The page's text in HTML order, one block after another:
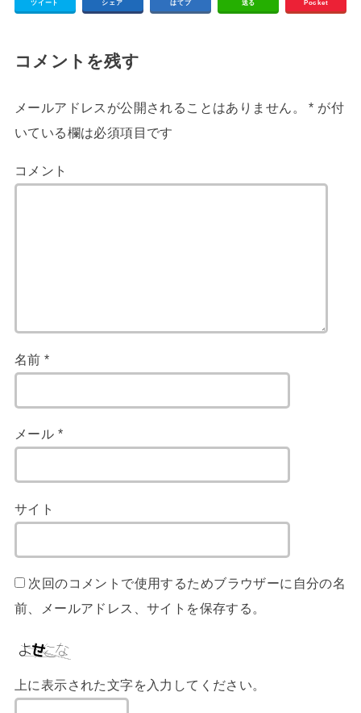
ツイート シェア はてブ 送る Pocket
コメントを残す
メールアドレスが公開されることはありません。 * が付
いている欄は必須項目です
コメント
名前*
メール *
サイト
次回のコメントで使用するためブラウザーに自分の名
前、メールアドレス、サイトを保存する。
上に表示された文字を入力してください。